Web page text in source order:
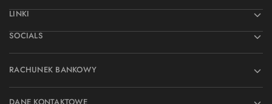
LINKI
SOCIALS
RACHUNEK BANKOWY